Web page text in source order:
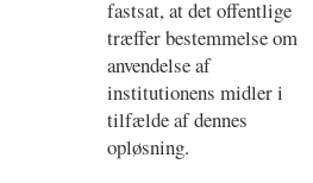
fastsat, at det offentlige
træffer bestemmelse om
anvendelse af
institutionens midler i
tilfælde af dennes
opløsning.